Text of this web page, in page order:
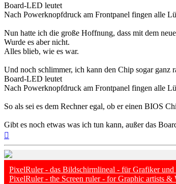
Board-LED leutet
Nach Powerknopfdruck am Frontpanel fingen alle
Nun hatte ich die große Hoffnung, dass mit dem
Wurde es aber nicht.
Alles blieb, wie es war.
Und noch schlimmer, ich kann den Chip sogar ganz
Board-LED leutet
Nach Powerknopfdruck am Frontpanel fingen alle
So als sei es dem Rechner egal, ob er einen BIOS
Gibt es noch etwas was ich tun kann, außer das
PixelRuler - das Bildschirmlineal - für Grafiker und
PixelRuler - the Screen ruler - for Graphic artists &